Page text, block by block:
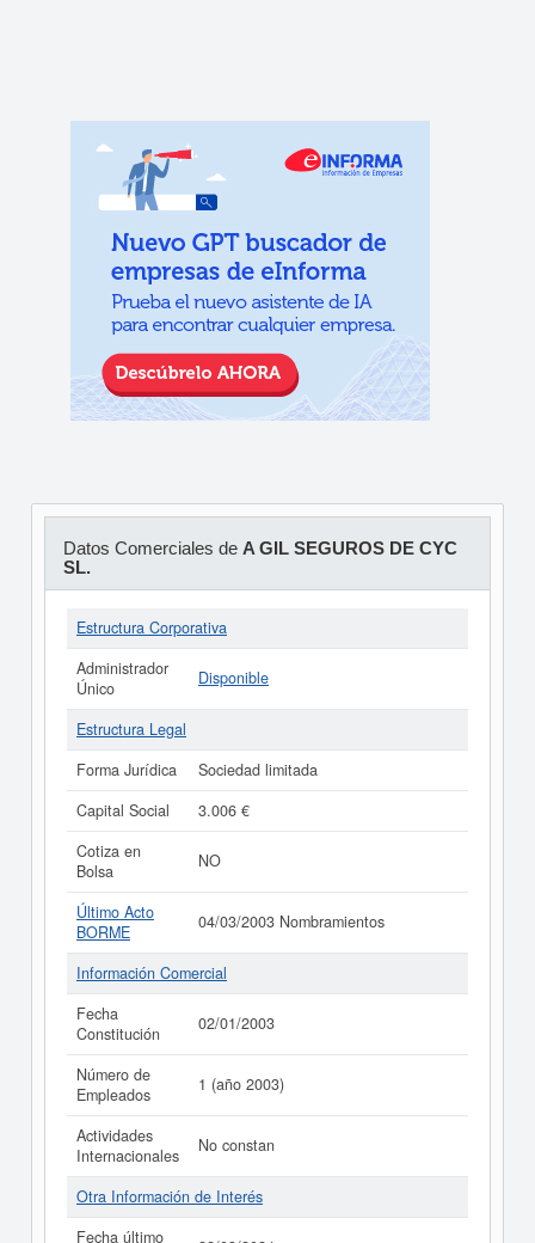
Datos Comerciales de A GIL SEGUROS DE CYC
SL.
Estructura Corporativa
Administrador
Único
Disponible
Estructura Legal
Forma Jurídica
Sociedad limitada
Capital Social
3.006 €
Cotiza en
Bolsa
NO
Último Acto
BORME
04/03/2003 Nombramientos
Información Comercial
Fecha
Constitución
02/01/2003
Número de
Empleados
1 (año 2003)
Actividades
Internacionales
No constan
Otra Información de Interés
Fecha último